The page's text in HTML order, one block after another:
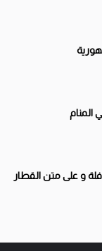
المنام
و على متن القطار